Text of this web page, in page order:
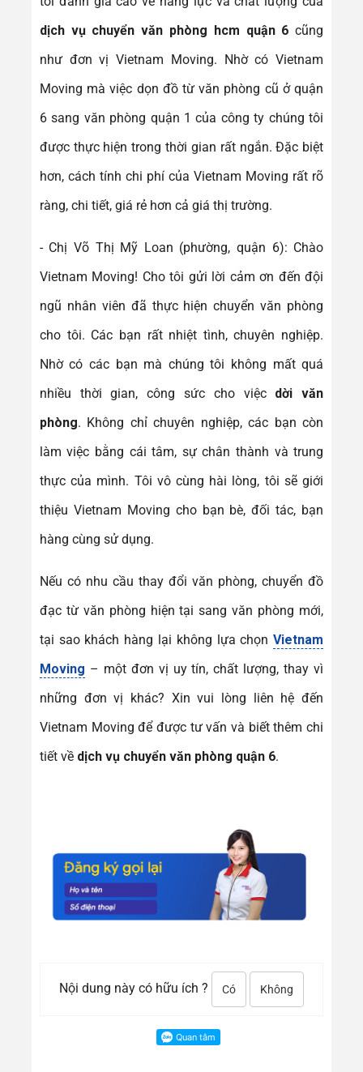
dịch vụ chuyển văn phòng hcm quận 6 cũng
như đơn vị Vietnam Moving. Nhờ có Vietnam
Moving mà việc dọn đồ từ văn phòng cũ ở quận
6 sang văn phòng quận 1 của công ty chúng tôi
được thực hiện trong thời gian rất ngắn. Đặc biệt
hơn, cách tính chi phí của Vietnam Moving rất rõ
ràng, chi tiết, giá rẻ hơn cả giá thị trường.
- Chị Võ Thị Mỹ Loan (phường, quận 6): Chào
Vietnam Moving! Cho tôi gửi lời cảm ơn đến đội
ngũ nhân viên đã thực hiện chuyển văn phòng
cho tôi. Các bạn rất nhiệt tình, chuyên nghiệp.
Nhờ có các bạn mà chúng tôi không mất quá
nhiều thời gian, công sức cho việc dời văn
phòng. Không chỉ chuyên nghiệp, các bạn còn
làm việc bằng cái tâm, sự chân thành và trung
thực của mình. Tôi vô cùng hài lòng, tôi sẽ giới
thiệu Vietnam Moving cho bạn bè, đối tác, bạn
hàng cùng sử dụng.
Nếu có nhu cầu thay đổi văn phòng, chuyển đồ
đạc từ văn phòng hiện tại sang văn phòng mới,
tại sao khách hàng lại không lựa chọnVietnam
Moving – một đơn vị uy tín, chất lượng, thay vì
những đơn vị khác? Xin vui lòng liên hệ đến
Vietnam Moving để được tư vấn và biết thêm chi
tiết về dịch vụ chuyển văn phòng quận 6.
Nội dung này có hữu ích ? Có Không